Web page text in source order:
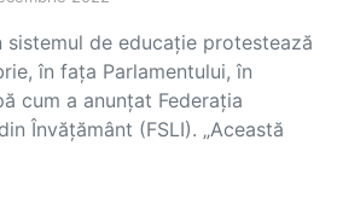
sistemul de educație protestează
în fața Parlamentului, în
cum a anunțat Federația
Învățământ (FSLI). „Această